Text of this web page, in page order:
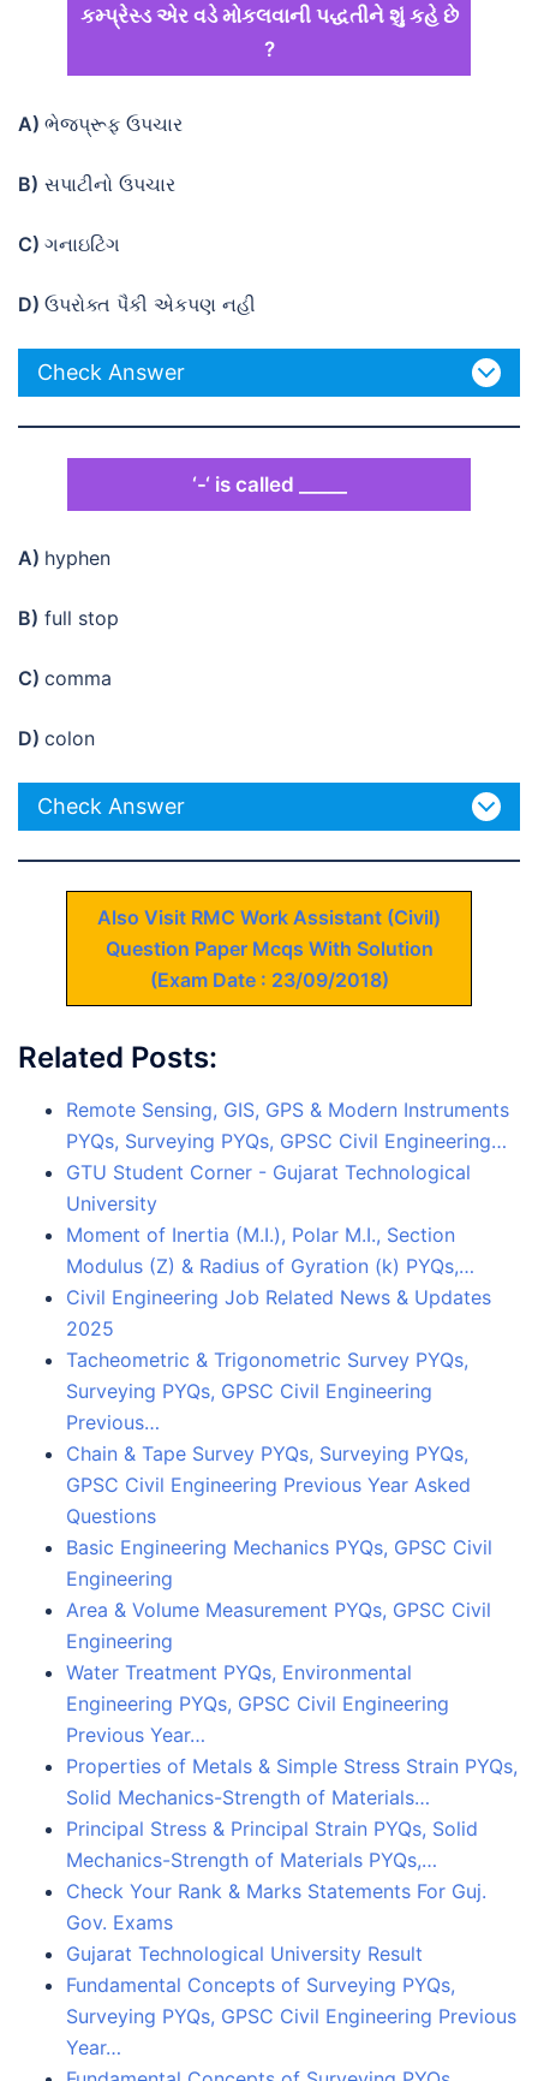
કમ્પ્રેસ્ડ એર વડે મોકલવાની પદ્ધતીને શું કહે છે
?
A) ભેજપ્રૂફ ઉપચાર
B) સપાટીનો ઉપચાર
C) ગનાઇટિંગ
D) ઉપરોક્ત પૈકી એકપણ નહી
Check Answer
‘-‘ is called _____
A) hyphen
B) full stop
C) comma
D) colon
Check Answer
Also Visit RMC Work Assistant (Civil)
Question Paper Mcqs With Solution
(Exam Date : 23/09/2018)
Related Posts:
Remote Sensing, GIS, GPS & Modern Instruments
PYQs, Surveying PYQs, GPSC Civil Engineering…
GTU Student Corner - Gujarat Technological
University
Moment of Inertia (M.I.), Polar M.I., Section
Modulus (Z) & Radius of Gyration (k) PYQs,…
Civil Engineering Job Related News & Updates
2025
Tacheometric & Trigonometric Survey PYQs,
Surveying PYQs, GPSC Civil Engineering
Previous…
Chain & Tape Survey PYQs, Surveying PYQs,
GPSC Civil Engineering Previous Year Asked
Questions
Basic Engineering Mechanics PYQs, GPSC Civil
Engineering
Area & Volume Measurement PYQs, GPSC Civil
Engineering
Water Treatment PYQs, Environmental
Engineering PYQs, GPSC Civil Engineering
Previous Year…
Properties of Metals & Simple Stress Strain PYQs,
Solid Mechanics-Strength of Materials…
Principal Stress & Principal Strain PYQs, Solid
Mechanics-Strength of Materials PYQs,…
Check Your Rank & Marks Statements For Guj.
Gov. Exams
Gujarat Technological University Result
Fundamental Concepts of Surveying PYQs,
Surveying PYQs, GPSC Civil Engineering Previous
Year…